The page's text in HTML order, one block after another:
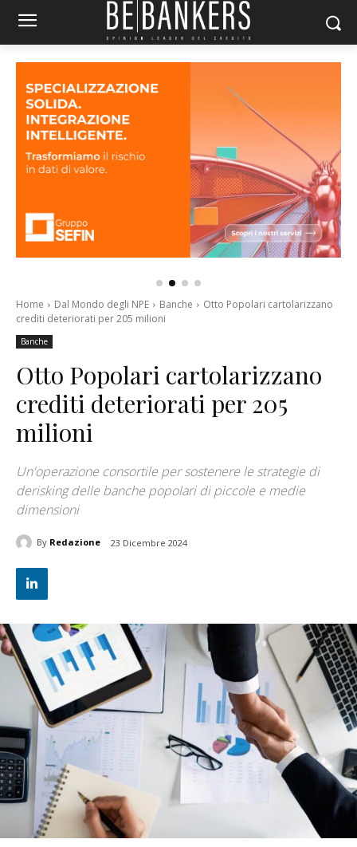
Home Dal Mondo degli NPE Banche
Otto Popolari cartolarizzano
crediti deteriorati per 205 milioni
Banche
Otto Popolari cartolarizzano
crediti deteriorati per 205
milioni
Un'operazione consortile per sostenere le strategie di
derisking delle banche popolari di piccole e medie
dimensioni
By Redazione 23 Dicembre 2024